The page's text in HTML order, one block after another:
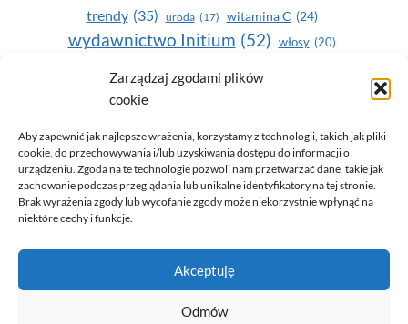
Zarządzaj zgodami plików
cookie
Aby zapewnić jak najlepsze wrażenia, korzystamy z technologii, takich jak pliki
cookie, do przechowywania i/lub uzyskiwania dostępu do informacji o
urządzeniu. Zgoda na te technologie pozwoli nam przetwarzać dane, takie jak
zachowanie podczas przeglądania lub unikalne identyfikatory na tej stronie.
Brak wyrażenia zgody lub wycofanie zgody może niekorzystnie wpłynąć na
niektóre cechy i funkcje.
Akceptuję
Odmów
trendy (35) uroda (17) witamina C (24)
wydawnictwo Initium (52) włosy (20)
Yasumi(164) zdrowe zęby
zdrowie
© 2026 Only You - portal dla kobiet (uroda, moda, zdrowie)
opracowanie:AZDOBRESTRONY